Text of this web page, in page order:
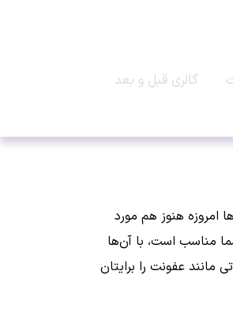
گالری قبل و بعد
امروزه هنوز هم مورد
مناسب است، با آن‌ها
عفونت را برایتان